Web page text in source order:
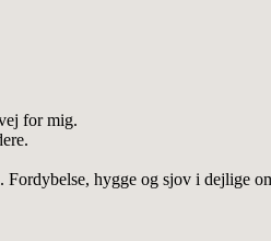
for mig.
Fordybelse, hygge og sjov i dejlige